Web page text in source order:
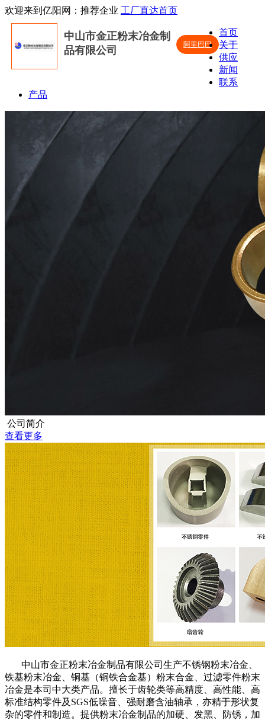
欢迎来到亿阳网：推荐企业 工厂直达首页
中山市金正粉末冶金制
品有限公司
阿里巴巴
首页
关于
供应
新闻
联系
产品
公司简介
查看更多
中山市金正粉末冶金制品有限公司生产不锈钢粉末冶金、
铁基粉末冶金、铜基（铜铁合金基）粉末合金、过滤零件粉末
冶金是本司中大类产品。擅长于齿轮类等高精度、高性能、高
标准结构零件及SGS低噪音、强耐磨含油轴承，亦精于形状复
杂的零件和制造。提供粉末冶金制品的加硬、发黑、防锈，加